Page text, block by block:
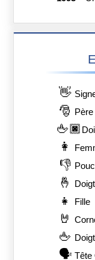
👋
🎅 Père
🖕🏿
👩
👎
🤞
👧 Fille
🤘
🖕
🗣️ Tête